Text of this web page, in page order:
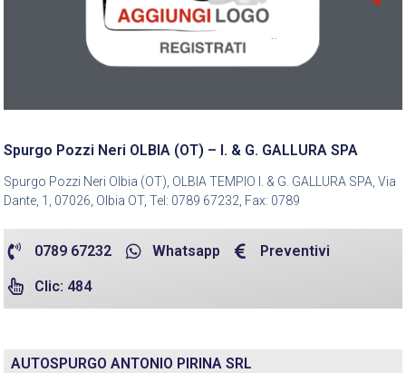
Spurgo Pozzi Neri OLBIA (OT) – I. & G. GALLURA SPA
Spurgo Pozzi Neri Olbia (OT), OLBIA TEMPIO I. & G. GALLURA SPA, Via
Dante, 1, 07026, Olbia OT, Tel: 0789 67232, Fax: 0789
0789 67232 Whatsapp Preventivi
Clic: 484
AUTOSPURGO ANTONIO PIRINA SRL